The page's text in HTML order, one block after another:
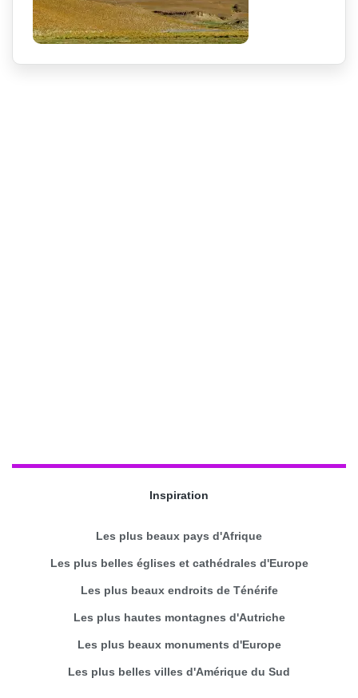
Inspiration
Les plus beaux pays d'Afrique
Les plus belles églises et cathédrales d'Europe
Les plus beaux endroits de Ténérife
Les plus hautes montagnes d'Autriche
Les plus beaux monuments d'Europe
Les plus belles villes d'Amérique du Sud